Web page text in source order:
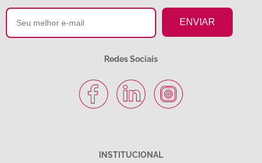
Redes Sociais
INSTITUCIONAL